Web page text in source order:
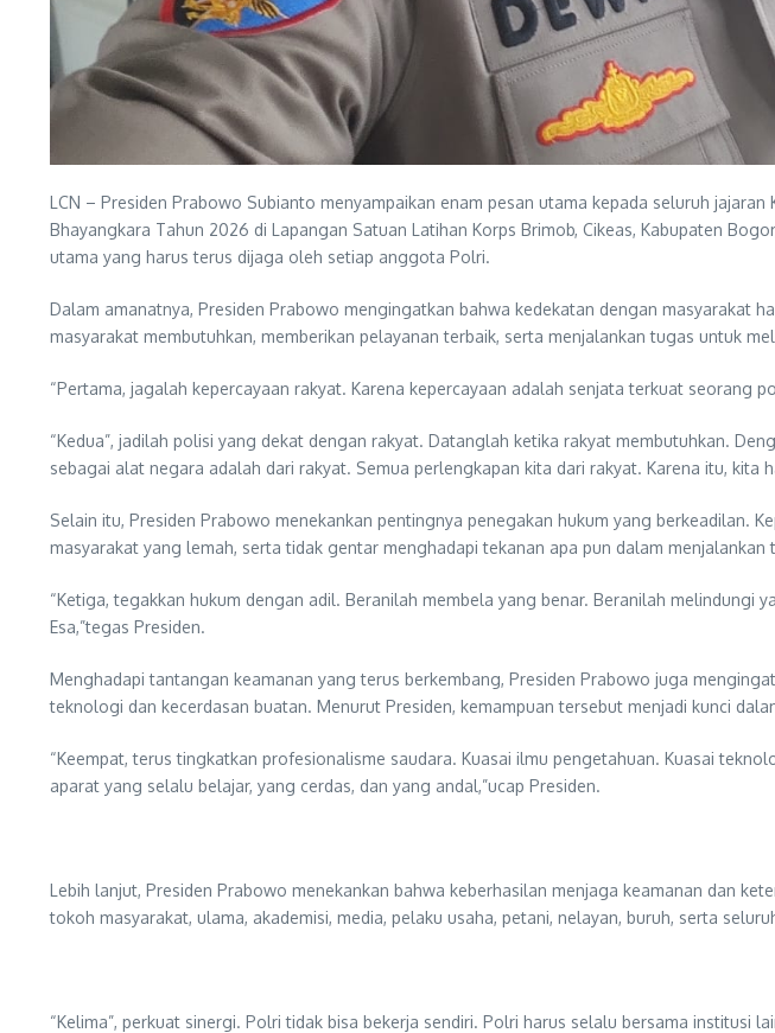
LCN – Presiden Prabowo Subianto menyampaikan enam pesan utama kepada seluruh
Bhayangkara Tahun 2026 di Lapangan Satuan Latihan Korps Brimob, Cikeas, Kabupaten
utama yang harus terus dijaga oleh setiap anggota Polri.
Dalam amanatnya, Presiden Prabowo mengingatkan bahwa kedekatan dengan masyarakat
masyarakat membutuhkan, memberikan pelayanan terbaik, serta menjalankan tugas untuk
“Pertama, jagalah kepercayaan rakyat. Karena kepercayaan adalah senjata terkuat seorang
“Kedua”, jadilah polisi yang dekat dengan rakyat. Datanglah ketika rakyat membutuhkan.
sebagai alat negara adalah dari rakyat. Semua perlengkapan kita dari rakyat. Karena itu, kita
Selain itu, Presiden Prabowo menekankan pentingnya penegakan hukum yang berkeadilan.
masyarakat yang lemah, serta tidak gentar menghadapi tekanan apa pun dalam menjalankan
“Ketiga, tegakkan hukum dengan adil. Beranilah membela yang benar. Beranilah melindungi
Esa,”tegas Presiden.
Menghadapi tantangan keamanan yang terus berkembang, Presiden Prabowo juga
teknologi dan kecerdasan buatan. Menurut Presiden, kemampuan tersebut menjadi kunci
“Keempat, terus tingkatkan profesionalisme saudara. Kuasai ilmu pengetahuan. Kuasai
aparat yang selalu belajar, yang cerdas, dan yang andal,”ucap Presiden.
Lebih lanjut, Presiden Prabowo menekankan bahwa keberhasilan menjaga keamanan dan
tokoh masyarakat, ulama, akademisi, media, pelaku usaha, petani, nelayan, buruh, serta
“Kelima”, perkuat sinergi. Polri tidak bisa bekerja sendiri. Polri harus selalu bersama institusi